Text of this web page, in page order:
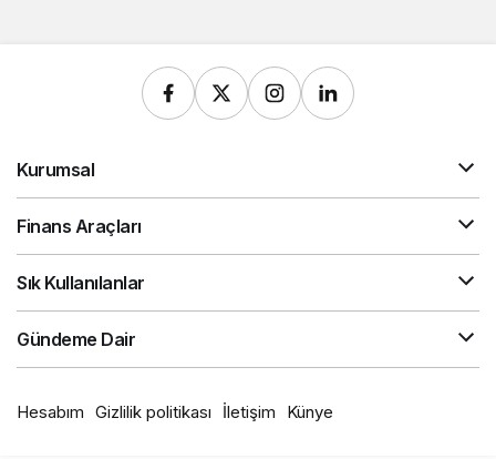
Kurumsal
Finans Araçları
Sık Kullanılanlar
Gündeme Dair
Hesabım Gizlilik politikası İletişim Künye